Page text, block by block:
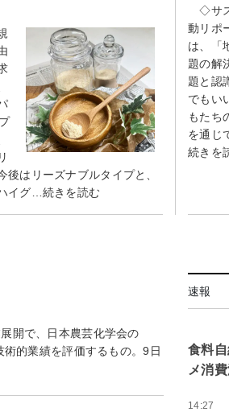
後はリーズナブルタイプと、
イグ…続きを読む
◇サ
動リポ
は、「
題の解
題と認
でもい
もたち
を通じ
続きを
開で、日本農芸化学会の
的業績を評価するもの。9日
速報
食料
メ消
14:27